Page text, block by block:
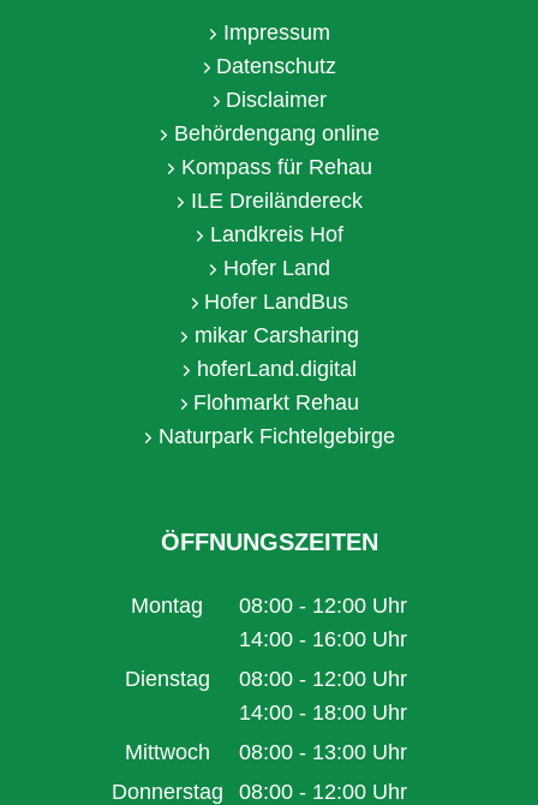
Impressum
Datenschutz
Disclaimer
Behördengang online
Kompass für Rehau
ILE Dreiländereck
Landkreis Hof
Hofer Land
Hofer LandBus
mikar Carsharing
hoferLand.digital
Flohmarkt Rehau
Naturpark Fichtelgebirge
ÖFFNUNGSZEITEN
Montag 08:00 - 12:00 Uhr
Von 08:00 bis 12:00 Uhr
14:00 - 16:00 Uhr
Von 14:00 bis 16:00 Uhr
Dienstag 08:00 - 12:00 Uhr
Von 08:00 bis 12:00 Uhr
14:00 - 18:00 Uhr
Von 14:00 bis 18:00 Uhr
Mittwoch 08:00 - 13:00 Uhr
Von 08:00 bis 13:00 Uhr
Donnerstag 08:00 - 12:00 Uhr